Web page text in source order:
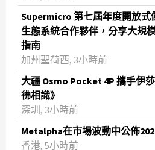
Supermicro 第七屆年度開放式
生態系統合作夥伴，分享大規
指南
加州聖荷西, 3小時前
大疆 Osmo Pocket 4P 攜手伊
彿相識》
深圳, 3小時前
Metalpha在市場波動中公佈
‌香港, 5小時前